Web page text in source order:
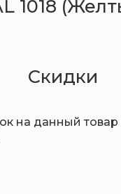
1018
Скидки
на данный товар